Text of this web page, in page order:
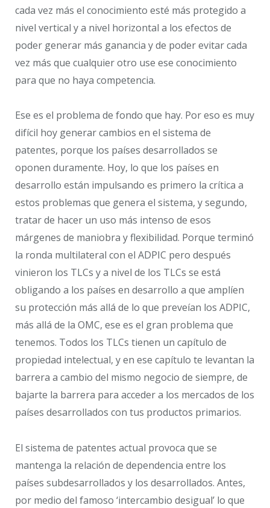
cada vez más el conocimiento esté más protegido a
nivel vertical y a nivel horizontal a los efectos de
poder generar más ganancia y de poder evitar cada
vez más que cualquier otro use ese conocimiento
para que no haya competencia.
Ese es el problema de fondo que hay. Por eso es muy
difícil hoy generar cambios en el sistema de
patentes, porque los países desarrollados se
oponen duramente. Hoy, lo que los países en
desarrollo están impulsando es primero la crítica a
estos problemas que genera el sistema, y segundo,
tratar de hacer un uso más intenso de esos
márgenes de maniobra y flexibilidad. Porque terminó
la ronda multilateral con el ADPIC pero después
vinieron los TLCs y a nivel de los TLCs se está
obligando a los países en desarrollo a que amplíen
su protección más allá de lo que preveían los ADPIC,
más allá de la OMC, ese es el gran problema que
tenemos. Todos los TLCs tienen un capítulo de
propiedad intelectual, y en ese capítulo te levantan la
barrera a cambio del mismo negocio de siempre, de
bajarte la barrera para acceder a los mercados de los
países desarrollados con tus productos primarios.
El sistema de patentes actual provoca que se
mantenga la relación de dependencia entre los
países subdesarrollados y los desarrollados. Antes,
por medio del famoso ‘intercambio desigual’ lo que